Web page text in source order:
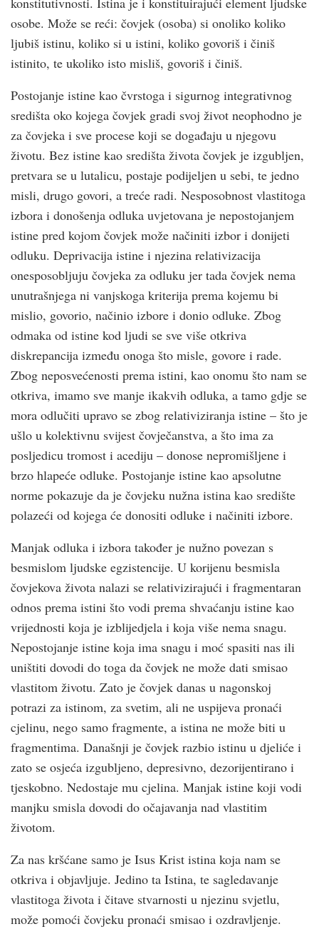
osobe. Može se reći: čovjek (osoba) si onoliko koliko
ljubiš istinu, koliko si u istini, koliko govoriš i činiš
istinito, te ukoliko isto misliš, govoriš i činiš.
Postojanje istine kao čvrstoga i sigurnog integrativnog
središta oko kojega čovjek gradi svoj život neophodno je
za čovjeka i sve procese koji se događaju u njegovu
životu. Bez istine kao središta života čovjek je izgubljen,
pretvara se u lutalicu, postaje podijeljen u sebi, te jedno
misli, drugo govori, a treće radi. Nesposobnost vlastitoga
izbora i donošenja odluka uvjetovana je nepostojanjem
istine pred kojom čovjek može načiniti izbor i donijeti
odluku. Deprivacija istine i njezina relativizacija
onesposobljuju čovjeka za odluku jer tada čovjek nema
unutrašnjega ni vanjskoga kriterija prema kojemu bi
mislio, govorio, načinio izbore i donio odluke. Zbog
odmaka od istine kod ljudi se sve više otkriva
diskrepancija između onoga što misle, govore i rade.
Zbog neposvećenosti prema istini, kao onomu što nam se
otkriva, imamo sve manje ikakvih odluka, a tamo gdje se
mora odlučiti upravo se zbog relativiziranja istine – što je
ušlo u kolektivnu svijest čovječanstva, a što ima za
posljedicu tromost i acediju – donose nepromišljene i
brzo hlapeće odluke. Postojanje istine kao apsolutne
norme pokazuje da je čovjeku nužna istina kao središte
polazeći od kojega će donositi odluke i načiniti izbore.
Manjak odluka i izbora također je nužno povezan s
besmislom ljudske egzistencije. U korijenu besmisla
čovjekova života nalazi se relativizirajući i fragmentaran
odnos prema istini što vodi prema shvaćanju istine kao
vrijednosti koja je izblijedjela i koja više nema snagu.
Nepostojanje istine koja ima snagu i moć spasiti nas ili
uništiti dovodi do toga da čovjek ne može dati smisao
vlastitom životu. Zato je čovjek danas u nagonskoj
potrazi za istinom, za svetim, ali ne uspijeva pronaći
cjelinu, nego samo fragmente, a istina ne može biti u
fragmentima. Današnji je čovjek razbio istinu u djeliće i
zato se osjeća izgubljeno, depresivno, dezorijentirano i
tjeskobno. Nedostaje mu cjelina. Manjak istine koji vodi
manjku smisla dovodi do očajavanja nad vlastitim
životom.
Za nas kršćane samo je Isus Krist istina koja nam se
otkriva i objavljuje. Jedino ta Istina, te sagledavanje
vlastitoga života i čitave stvarnosti u njezinu svjetlu,
može pomoći čovjeku pronaći smisao i ozdravljenje.